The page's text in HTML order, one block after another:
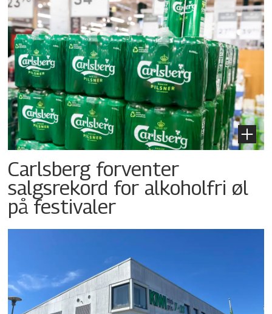
Carlsberg forventer
salgsrekord for alkoholfri øl
på festivaler